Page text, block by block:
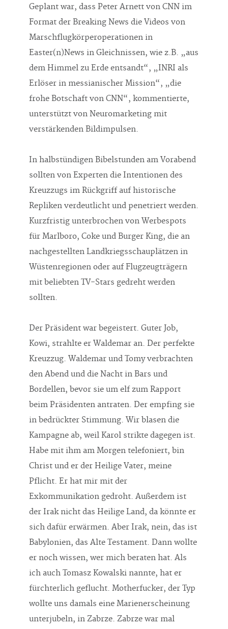
Geplant war, dass Peter Arnett von CNN im
Format der Breaking News die Videos von
Marschflugkörperoperationen in
Easter(n)News in Gleichnissen, wie z.B. „aus
dem Himmel zu Erde entsandt“, „INRI als
Erlöser in messianischer Mission“, „die
frohe Botschaft von CNN“, kommentierte,
unterstützt von Neuromarketing mit
verstärkenden Bildimpulsen.
In halbstündigen Bibelstunden am Vorabend
sollten von Experten die Intentionen des
Kreuzzugs im Rückgriff auf historische
Repliken verdeutlicht und penetriert werden.
Kurzfristig unterbrochen von Werbespots
für Marlboro, Coke und Burger King, die an
nachgestellten Landkriegsschauplätzen in
Wüstenregionen oder auf Flugzeugträgern
mit beliebten TV-Stars gedreht werden
sollten.
Der Präsident war begeistert. Guter Job,
Kowi, strahlte er Waldemar an. Der perfekte
Kreuzzug. Waldemar und Tomy verbrachten
den Abend und die Nacht in Bars und
Bordellen, bevor sie um elf zum Rapport
beim Präsidenten antraten. Der empfing sie
in bedrückter Stimmung. Wir blasen die
Kampagne ab, weil Karol strikte dagegen ist.
Habe mit ihm am Morgen telefoniert, bin
Christ und er der Heilige Vater, meine
Pflicht. Er hat mir mit der
Exkommunikation gedroht. Außerdem ist
der Irak nicht das Heilige Land, da könnte er
sich dafür erwärmen. Aber Irak, nein, das ist
Babylonien, das Alte Testament. Dann wollte
er noch wissen, wer mich beraten hat. Als
ich auch Tomasz Kowalski nannte, hat er
fürchterlich geflucht. Motherfucker, der Typ
wollte uns damals eine Marienerscheinung
unterjubeln, in Zabrze. Zabrze war mal